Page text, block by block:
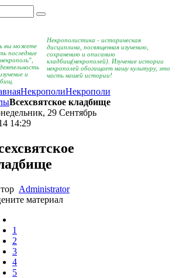
вы можете
последние
и
Некрополистика - историческая
дисциплина, посвященная изучению,
сохранению и описанию
кладбищ(некрополей). Изучение истории
некрополей обогащает нашу культуру, это
часть нашей истории!
НекрополиНекрополи
Всехсвятское кладбище
29 Сентябрь
14:29
Administrator
материал
1
2
3
4
5